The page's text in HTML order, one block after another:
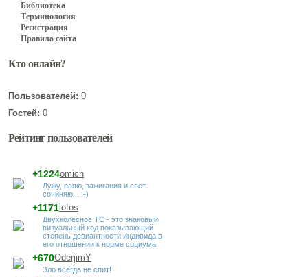
Библиотека
Терминология
Регистрация
Правила сайта
Кто онлайн?
Пользователей: 0
Гостей: 0
Рейтинг пользователей
omich
+1224
Лужу, паяю, зажигания и свет
сочиняю... ;-)
lotos
+1171
Двухколесное ТС - это знаковый,
визуальный код показывающий
степень девиантности индивида в
его отношении к норме социума.
OderjimY
+670
Зло всегда не спит!